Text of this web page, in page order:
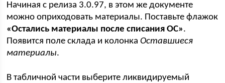
Начиная с релиза 3.0.97, в этом же документе
можно оприходовать материалы. Поставьте флажок
«Остались материалы после списания ОС».
Появится поле склада и колонкаОставшиеся
материалы.
В табличной части выберите ликвидируемый